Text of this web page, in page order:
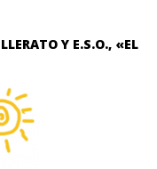
Y E.S.O., «EL